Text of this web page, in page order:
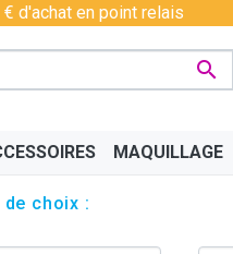
d'achat en point relais

MAQUILLAGE
choix :